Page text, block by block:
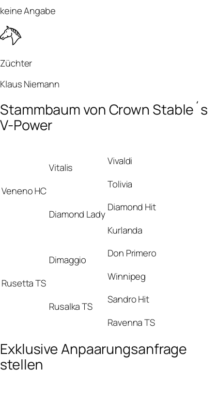
keine Angabe
Züchter
Klaus Niemann
Stammbaum von Crown Stable´s
V-Power
Veneno HC
Vitalis
Vivaldi
Tolivia
Diamond Lady
Diamond Hit
Kurlanda
Rusetta TS
Dimaggio
Don Primero
Winnipeg
Rusalka TS
Sandro Hit
Ravenna TS
Exklusive Anpaarungsanfrage
stellen